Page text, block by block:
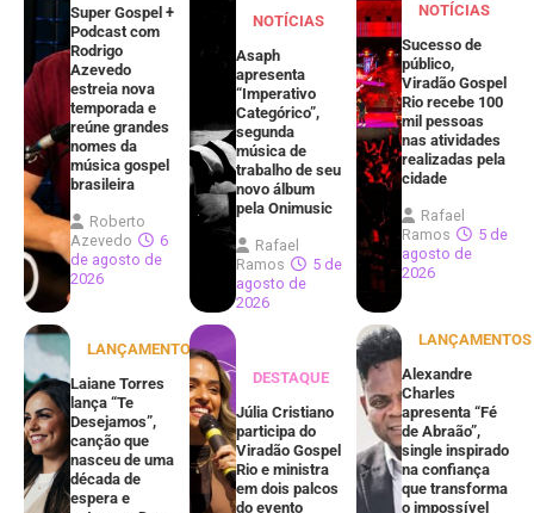
Super Gospel +
Podcast com
Rodrigo
Azevedo
estreia nova
temporada e
reúne grandes
nomes da
música gospel
brasileira
Roberto
Azevedo
6
de agosto de
2026
NOTÍCIAS
Asaph
apresenta
“Imperativo
Categórico”,
segunda
música de
trabalho de seu
novo álbum
pela Onimusic
Rafael
Ramos
5 de
agosto de
2026
NOTÍCIAS
Sucesso de
público,
Viradão Gospel
Rio recebe 100
mil pessoas
nas atividades
realizadas pela
cidade
Rafael
Ramos
5 de
agosto de
2026
LANÇAMENTOS
Laiane Torres
lança “Te
Desejamos”,
canção que
nasceu de uma
década de
espera e
DESTAQUE
Júlia Cristiano
participa do
Viradão Gospel
Rio e ministra
em dois palcos
do evento
LANÇAMENTOS
Alexandre
Charles
apresenta “Fé
de Abraão”,
single inspirado
na confiança
que transforma
o impossível